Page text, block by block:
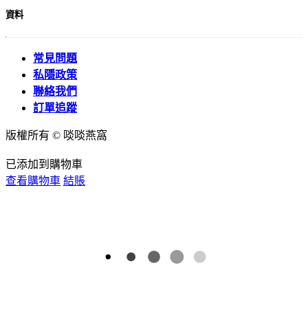
資料
常見問題
私隱政策
聯絡我們
訂單追蹤
版權所有 © 啖啖燕窩
已添加到購物車
查看購物車 結賬